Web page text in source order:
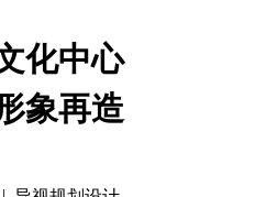
化中心
象再造